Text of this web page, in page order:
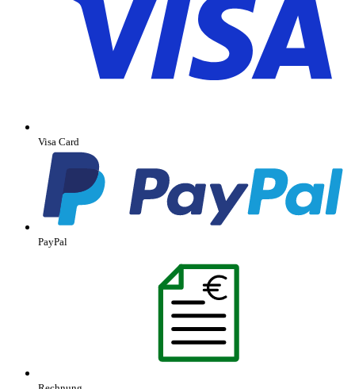
Visa Card
PayPal